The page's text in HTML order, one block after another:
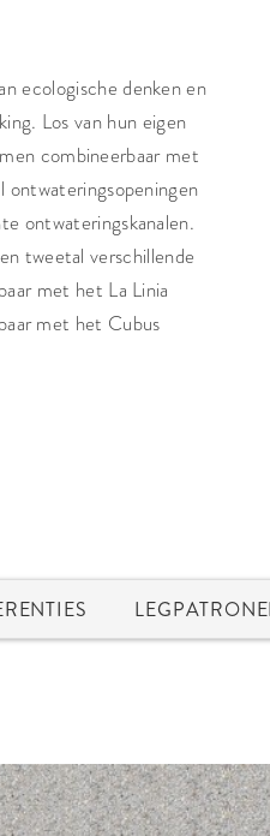
ecologische denken en
Los van hun eigen
combineerbaar met
ontwateringsopeningen
ontwateringskanalen.
tweetal verschillende
met het La Linia
met het Cubus